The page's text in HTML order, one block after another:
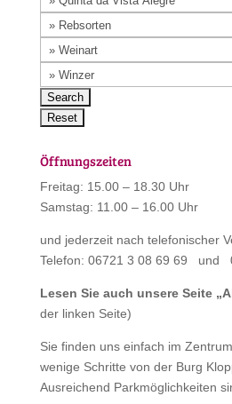
Öffnungszeiten
Freitag: 15.00 – 18.30 Uhr
Samstag: 11.00 – 16.00 Uhr
und jederzeit nach telefonischer
Telefon: 06721 3 08 69 69 und
Lesen Sie auch unsere Seite „
der linken Seite)
Sie finden uns einfach im
wenige Schritte von der Burg
Ausreichend Parkmöglichkeiten